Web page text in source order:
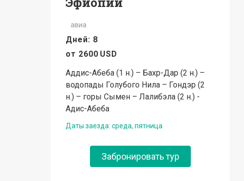
авиа
Дней: 8
от 2600 USD
Аддис-Абеба (1 н.) – Бахр-Дар (2 н.) –
водопады Голубого Нила – Гондэр (2
н.) – горы Сымен – Лалибэла (2 н.) -
Адис-Абеба
Даты заезда: среда, пятница
Забронировать тур